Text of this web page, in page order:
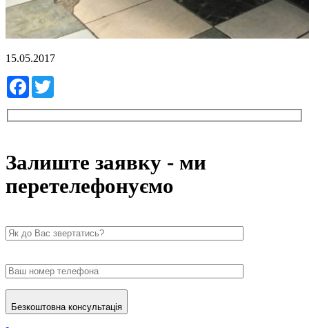
15.05.2017
Facebook
Залиште заявку - ми
перетелефонуємо
Безкоштовна консультація